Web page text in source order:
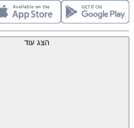
הצג עוד